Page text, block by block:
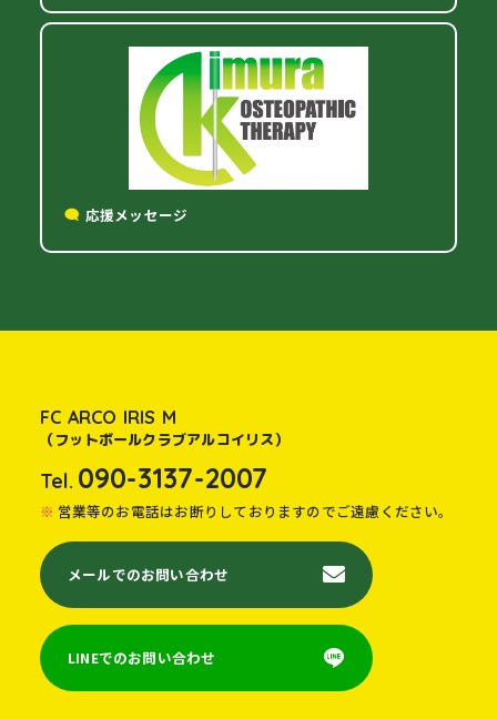
応援メッセージ
FC ARCO IRIS M
（フットボールクラブアルコイリス）
Tel. 090-3137-2007
営業等のお電話はお断りしておりますのでご遠慮ください。
メールでのお問い合わせ
LINEでのお問い合わせ